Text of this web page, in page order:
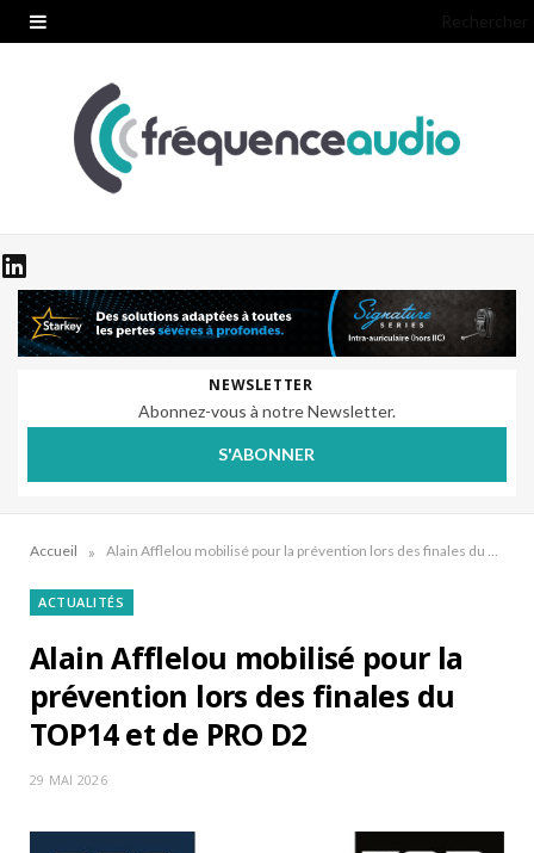
NEWSLETTER
Abonnez-vous à notre Newsletter.
S'ABONNER
Accueil » Alain Afflelou mobilisé pour la prévention lors des finales du TOP14 et de PRO D2
ACTUALITÉS
Alain Afflelou mobilisé pour la
prévention lors des finales du
TOP14 et de PRO D2
29 MAI 2026